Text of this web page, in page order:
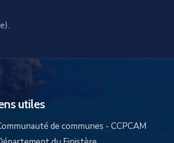
utiles
de communes - CCPCAM